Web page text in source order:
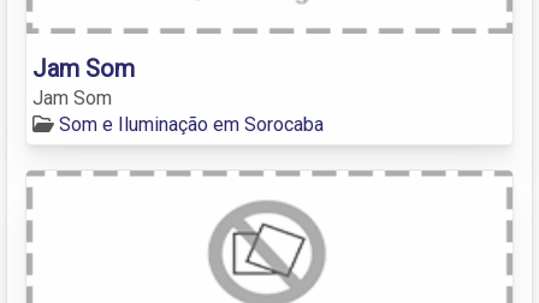
Jam Som
Jam Som
Som e Iluminação em Sorocaba